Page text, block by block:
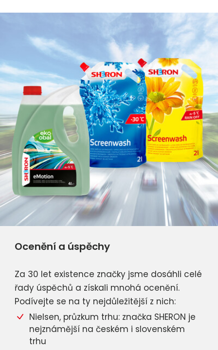
Ocenění a úspěchy
Za 30 let existence značky jsme dosáhli celé
řady úspěchů a získali mnohá ocenění.
Podívejte se na ty nejdůležitější z nich:
Nielsen, průzkum trhu: značka SHERON je
nejznámější na českém i slovenském
trhu